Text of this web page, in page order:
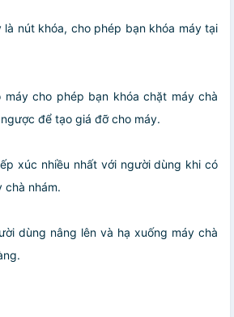
là nút khóa, cho phép bạn khóa máy tại
máy cho phép bạn khóa chặt máy chà
để tạo giá đỡ cho máy.
xúc nhiều nhất với người dùng khi có
chà nhám.
dùng nâng lên và hạ xuống máy chà